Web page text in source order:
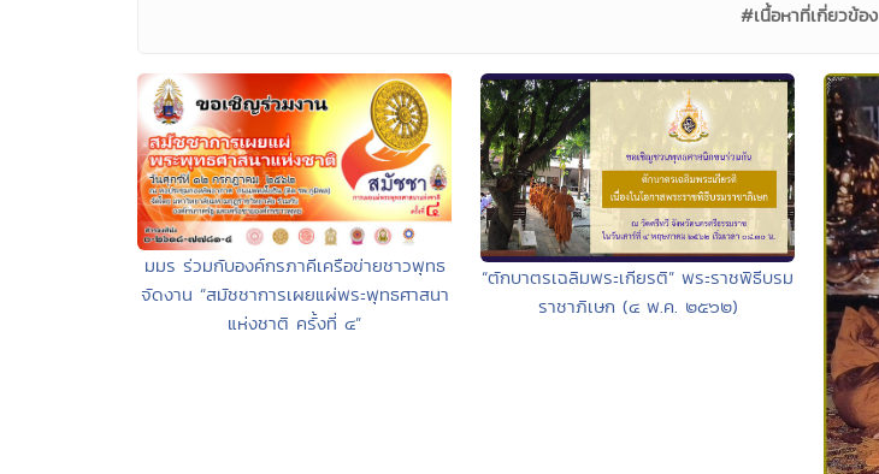
#เนื้อหาที่เกี่ยวข้อง
มมร ร่วมกับองค์กรภาคีเครือข่ายชาวพุทธ
จัดงาน “สมัชชาการเผยแผ่พระพุทธศาสนา
แห่งชาติ ครั้งที่ ๔”
“ตักบาตรเฉลิมพระเกียรติ” พระราชพิธีบรม
ราชาภิเษก (๔ พ.ค. ๒๕๖๒)